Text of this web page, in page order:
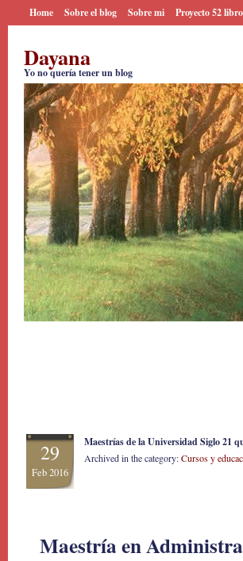
Home Sobre el blog Sobre mi Proyecto 52
Dayana
Yo no quería tener un blog
29
Feb 2016
Maestrías de la Universidad Siglo 21
Archived in the category:Cursos y
Maestría en